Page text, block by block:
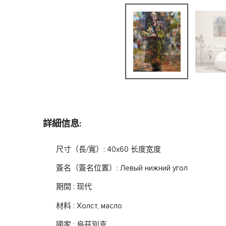
詳細信息:
尺寸（長/寬）: 40x60 长度宽度
簽名（簽名位置）: Левый нижний угол
期間 : 现代
材料 : Холст, масло